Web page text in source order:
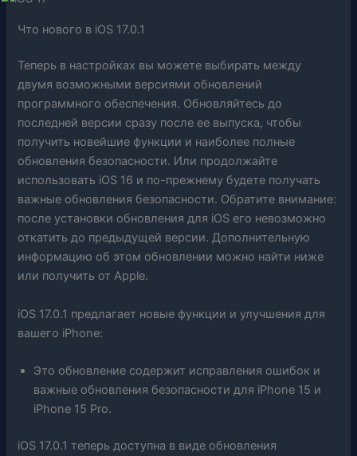
Что нового в iOS 17.0.1
Теперь в настройках вы можете выбирать между
двумя возможными версиями обновлений
программного обеспечения. Обновляйтесь до
последней версии сразу после ее выпуска, чтобы
получить новейшие функции и наиболее полные
обновления безопасности. Или продолжайте
использовать iOS 16 и по-прежнему будете получать
важные обновления безопасности. Обратите внимание:
после установки обновления для iOS его невозможно
откатить до предыдущей версии. Дополнительную
информацию об этом обновлении можно найти ниже
или получить от Apple.
iOS 17.0.1 предлагает новые функции и улучшения для
вашего iPhone:
Это обновление содержит исправления ошибок и
важные обновления безопасности для iPhone 15 и
iPhone 15 Pro.
iOS 17.0.1 теперь доступна в виде обновления